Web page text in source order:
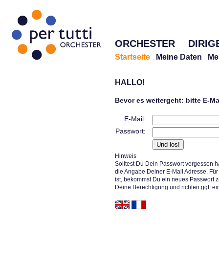
ORCHESTER
Startseite Meine Daten
HALLO!
Bevor es weitergeht: bitte E-
E-Mail:
Passwort:
Hinweis
Solltest Du Dein Passwort vergessen
die Angabe Deiner E-Mail Adresse.
ist, bekommst Du ein neues Passwort
Deine Berechtigung und richten ggf.